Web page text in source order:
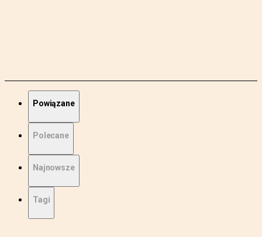
Powiązane
Polecane
Najnowsze
Tagi